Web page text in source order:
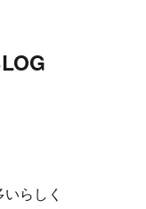
らしく